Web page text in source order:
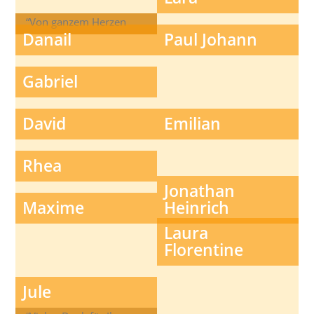
“Von ganzem Herzen
möchten wir uns für Ihre
Hilfe bedanken.”
Danail
Paul Johann
Gabriel
David
Emilian
Rhea
Maxime
Jonathan
Heinrich
Laura
Florentine
Jule